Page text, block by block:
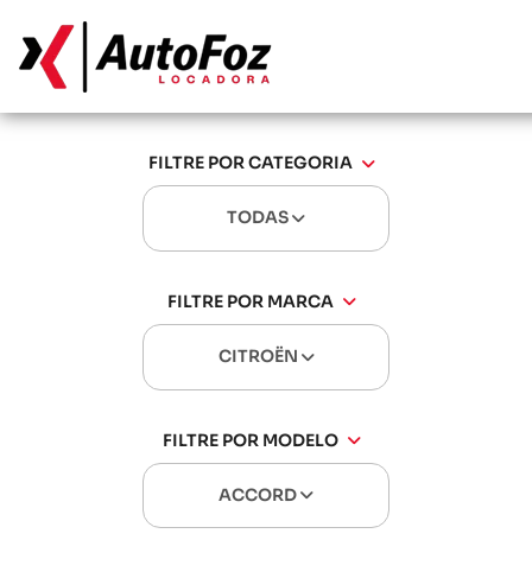
FILTRE POR CATEGORIA
TODAS
FILTRE POR MARCA
CITROËN
FILTRE POR MODELO
ACCORD